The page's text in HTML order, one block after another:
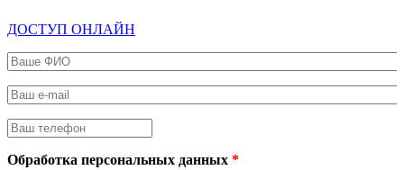
ДОСТУП ОНЛАЙН
Ваше ФИО
Ваш e-mail
Ваш телефон
Обработка персональных данных *